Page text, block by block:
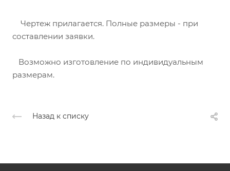
Чертеж прилагается. Полные размеры - при
составлении заявки.
Возможно изготовление по индивидуальным
размерам.
Назад к списку